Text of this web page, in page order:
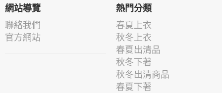
網站導覽
聯絡我們
官方網站
熱門分類
春夏上衣
秋冬上衣
春夏出清品
秋冬下著
秋冬出清商品
春夏下著